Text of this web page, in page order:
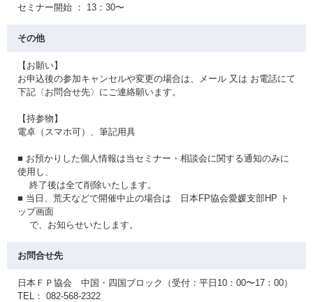
セミナー開始 ： 13：30〜
その他
【お願い】
お申込後の参加キャンセルや変更の場合は、メール 又は お電話にて
下記〈お問合せ先〉にご連絡願います。
【持参物】
電卓（スマホ可）、筆記用具
■ お預かりした個人情報は当セミナー・相談会に関する通知のみに
使用し、
終了後は全て削除いたします。
■ 当日、荒天などで開催中止の場合は 日本FP協会愛媛支部HP ト
ップ画面
で、お知らせいたします。
お問合せ先
日本ＦＰ協会 中国・四国ブロック（受付：平日10：00〜17：00）
TEL： 082-568-2322